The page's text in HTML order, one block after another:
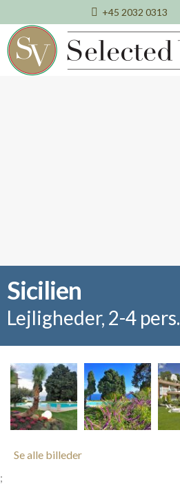
+45 2032 0313
Sicilien
Lejligheder, 2-4 pers.
Se alle billeder
;